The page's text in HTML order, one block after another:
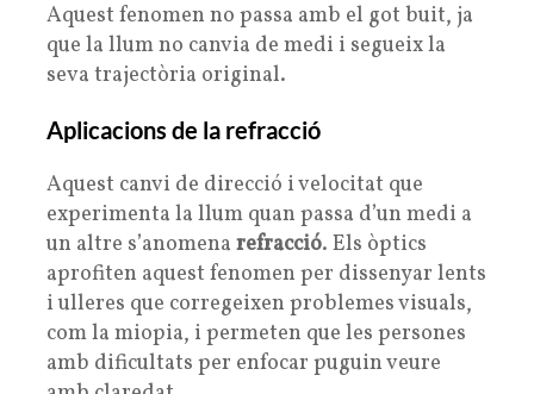
Aquest fenomen no passa amb el got buit, ja
que la llum no canvia de medi i segueix la
seva trajectòria original.
Aplicacions de la refracció
Aquest canvi de direcció i velocitat que
experimenta la llum quan passa d’un medi a
un altre s’anomena refracció. Els òptics
aprofiten aquest fenomen per dissenyar lents
i ulleres que corregeixen problemes visuals,
com la miopia, i permeten que les persones
amb dificultats per enfocar puguin veure